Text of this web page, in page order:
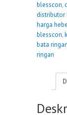
blesscon,
distributor
harga
blesscon,
bata
ringan